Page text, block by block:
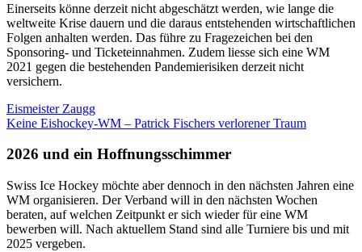
Einerseits könne derzeit nicht abgeschätzt werden, wie lange die
weltweite Krise dauern und die daraus entstehenden wirtschaftlichen
Folgen anhalten werden. Das führe zu Fragezeichen bei den
Sponsoring- und Ticketeinnahmen. Zudem liesse sich eine WM
2021 gegen die bestehenden Pandemierisiken derzeit nicht
versichern.
Eismeister Zaugg
Keine Eishockey-WM – Patrick Fischers verlorener Traum
2026 und ein Hoffnungsschimmer
Swiss Ice Hockey möchte aber dennoch in den nächsten Jahren eine
WM organisieren. Der Verband will in den nächsten Wochen
beraten, auf welchen Zeitpunkt er sich wieder für eine WM
bewerben will. Nach aktuellem Stand sind alle Turniere bis und mit
2025 vergeben.